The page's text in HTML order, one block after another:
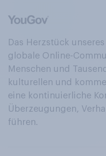
Das Herzstück
globale Online-
Menschen und
kulturellen und
eine kontinuierliche
Überzeugungen,
führen.